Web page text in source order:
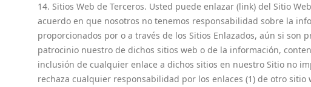
14. Sitios Web de Terceros. Usted puede enlazar (link) del Sitio
acuerdo en que nosotros no tenemos responsabilidad sobre la
proporcionados por o a través de los Sitios Enlazados, aún si son
patrocinio nuestro de dichos sitios web o de la información,
inclusión de cualquier enlace a dichos sitios en nuestro Sitio no
rechaza cualquier responsabilidad por los enlaces (1) de otro